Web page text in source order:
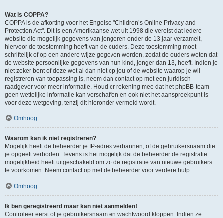
Wat is COPPA?
COPPA is de afkorting voor het Engelse "Children’s Online Privacy and
Protection Act". Dit is een Amerikaanse wet uit 1998 die vereist dat iedere
website die mogelijk gegevens van jongeren onder de 13 jaar verzamelt,
hiervoor de toestemming heeft van de ouders. Deze toestemming moet
schriftelijk of op een andere wijze gegeven worden, zodat de ouders weten dat
de website persoonlijke gegevens van hun kind, jonger dan 13, heeft. Indien je
niet zeker bent of deze wet al dan niet op jou of de website waarop je wil
registreren van toepassing is, neem dan contact op met een juridisch
raadgever voor meer informatie. Houd er rekening mee dat het phpBB-team
geen wettelijke informatie kan verschaffen en ook niet het aanspreekpunt is
voor deze wetgeving, tenzij dit hieronder vermeld wordt.
Omhoog
Waarom kan ik niet registreren?
Mogelijk heeft de beheerder je IP-adres verbannen, of de gebruikersnaam die
je opgeeft verboden. Tevens is het mogelijk dat de beheerder de registratie
mogelijkheid heeft uitgeschakeld om zo de registratie van nieuwe gebruikers
te voorkomen. Neem contact op met de beheerder voor verdere hulp.
Omhoog
Ik ben geregistreerd maar kan niet aanmelden!
Controleer eerst of je gebruikersnaam en wachtwoord kloppen. Indien ze